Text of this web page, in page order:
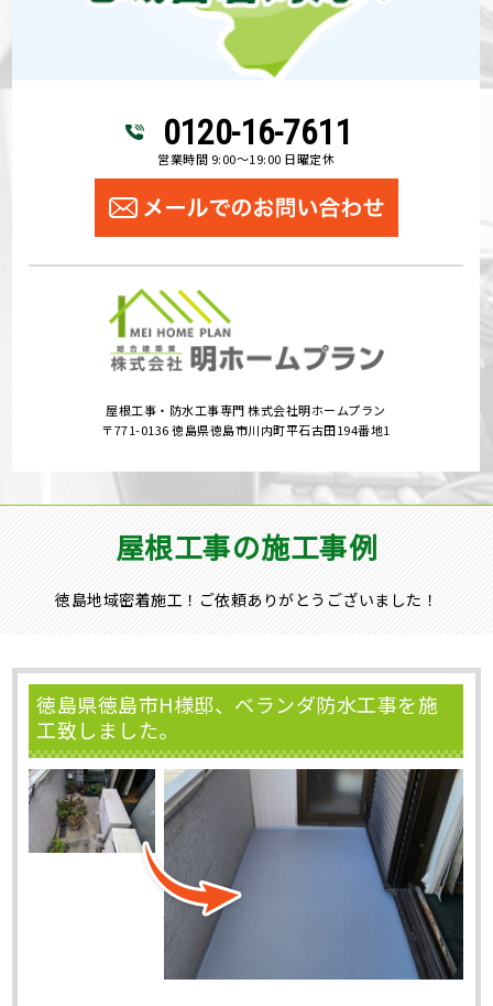
0120-16-7611
営業時間 9:00～19:00 日曜定休
屋根工事・防水工事専門 株式会社明ホームプラン
〒771-0136 徳島県徳島市川内町平石古田194番地1
屋根工事の施工事例
徳島地域密着施工！ご依頼ありがとうございました！
徳島県徳島市H様邸、ベランダ防水工事を施
工致しました。